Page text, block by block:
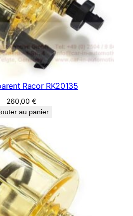
Racor RK20135
260,00€
au panier